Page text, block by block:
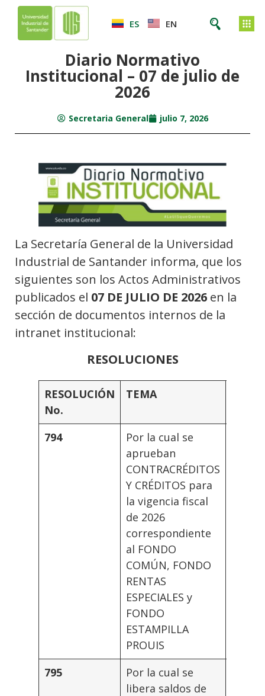
ES EN
Diario Normativo
Institucional – 07 de julio de
2026
Secretaria General julio 7, 2026
La Secretaría General de la Universidad
Industrial de Santander informa, que los
siguientes son los Actos Administrativos
publicados el 07 DE JULIO DE 2026 en la
sección de documentos internos de la
intranet institucional:
RESOLUCIONES
RESOLUCIÓN
No.
TEMA
794
Por la cual se
aprueban
CONTRACRÉDITOS
Y CRÉDITOS para
la vigencia fiscal
de 2026
correspondiente
al FONDO
COMÚN, FONDO
RENTAS
ESPECIALES y
FONDO
ESTAMPILLA
PROUIS
795
Por la cual se
libera saldos de